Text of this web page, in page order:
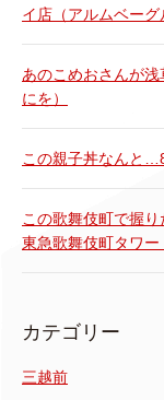
イ店（アルムベーグ
あのこめおさんが
にを）
この親子丼なんと
この歌舞伎町で握
東急歌舞伎町タワー
カテゴリー
三越前